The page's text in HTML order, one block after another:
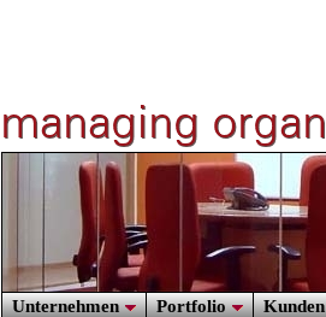
Unternehmen Portfolio Kunden